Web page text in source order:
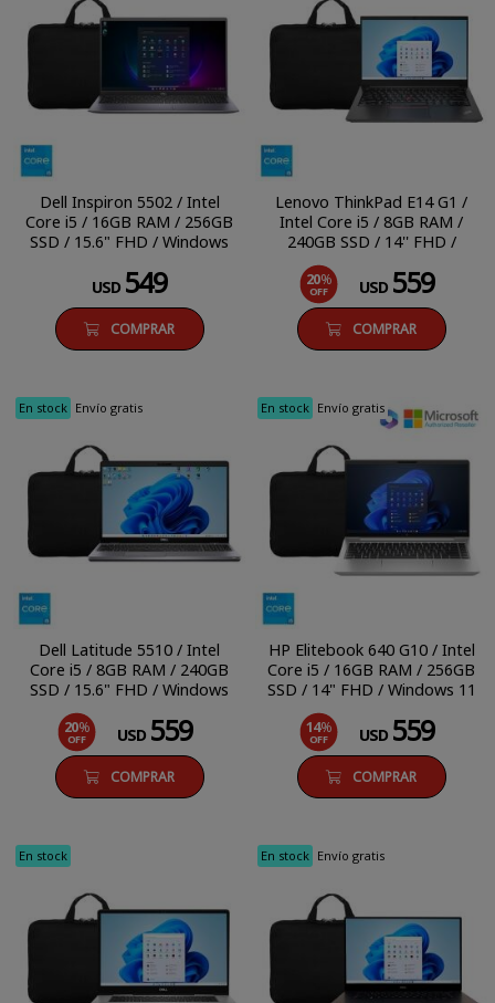
Dell Inspiron 5502 / Intel
Core i5 / 16GB RAM / 256GB
SSD / 15.6" FHD / Windows
USD 549
COMPRAR
Lenovo ThinkPad E14 G1 /
Intel Core i5 / 8GB RAM /
240GB SSD / 14'' FHD /
Windows 11 Pro
20%
OFF USD 559
COMPRAR
En stock Envío gratis
Dell Latitude 5510 / Intel
Core i5 / 8GB RAM / 240GB
SSD / 15.6" FHD / Windows
20%
OFF USD 559
COMPRAR
En stock Envío gratis
HP Elitebook 640 G10 / Intel
Core i5 / 16GB RAM / 256GB
SSD / 14" FHD / Windows 11
14%
OFF USD 559
COMPRAR
En stock En stock Envío gratis